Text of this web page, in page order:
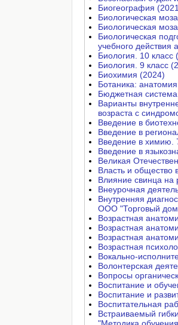
Биогеография
Биологическая
Биологическая
Биологическая
учебного действия
Биология. 10 класс
Биология. 9 класс
Биохимия (2024)
Ботаника:
Бюджетная
Варианты
возраста с
Введение в
Введение в
Введение в химию.
Введение в
Великая
Власть и общество
Влияние свинца на
Внеурочная
Внутренняя
ООО "Торговый
Возрастная
Возрастная
Возрастная
Возрастная
Вокально-
Волонтерская
Вопросы
Воспитание и
Воспитание и
Воспитательная
Встраиваемый